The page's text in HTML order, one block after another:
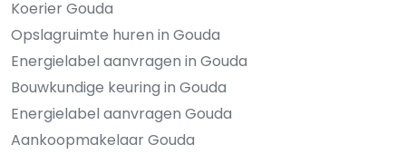
Koerier Gouda
Opslagruimte huren in Gouda
Energielabel aanvragen in Gouda
Bouwkundige keuring in Gouda
Energielabel aanvragen Gouda
Aankoopmakelaar Gouda